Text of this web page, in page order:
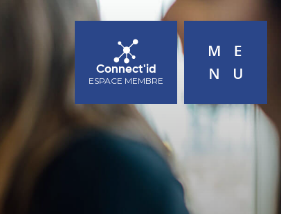
AGENDA CONTACT
Connect'id
ESPACE MEMBRE